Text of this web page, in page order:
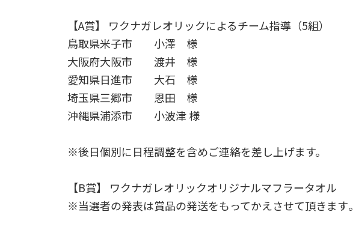
【A賞】 ワクナガレオリックによるチーム指導（5組）
鳥取県米子市 小澤 様
大阪府大阪市 渡井 様
愛知県日進市 大石 様
埼玉県三郷市 恩田 様
沖縄県浦添市 小波津 様
※後日個別に日程調整を含めご連絡を差し上げます。
【B賞】 ワクナガレオリックオリジナルマフラータオル
※当選者の発表は賞品の発送をもってかえさせて頂きます｡